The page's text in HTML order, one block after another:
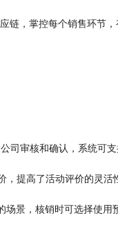
链，掌控每个销售环节
司审核和确认，系统可
，提高了活动评价的灵活
景，核销时可选择使用